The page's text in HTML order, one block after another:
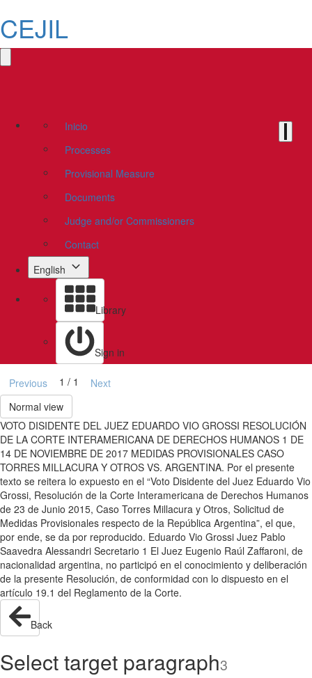
CEJIL
Inicio
Processes
Provisional Measure
Documents
Judge and/or Commissioners
Contact
English
Library
Sign in
Previous 1 / 1
Next
Normal view
VOTO DISIDENTE DEL JUEZ EDUARDO VIO GROSSI RESOLUCIÓN
DE LA CORTE INTERAMERICANA DE DERECHOS HUMANOS 1 DE
14 DE NOVIEMBRE DE 2017 MEDIDAS PROVISIONALES CASO
TORRES MILLACURA Y OTROS VS. ARGENTINA. Por el presente
texto se reitera lo expuesto en el “Voto Disidente del Juez Eduardo Vio
Grossi, Resolución de la Corte Interamericana de Derechos Humanos
de 23 de Junio 2015, Caso Torres Millacura y Otros, Solicitud de
Medidas Provisionales respecto de la República Argentina”, el que,
por ende, se da por reproducido. Eduardo Vio Grossi Juez Pablo
Saavedra Alessandri Secretario 1 El Juez Eugenio Raúl Zaffaroni, de
nacionalidad argentina, no participó en el conocimiento y deliberación
de la presente Resolución, de conformidad con lo dispuesto en el
artículo 19.1 del Reglamento de la Corte.
Back
Select target paragraph3